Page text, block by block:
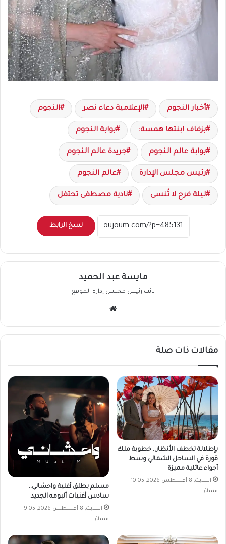
أخبار النجوم الإعلامية دعاء نصر النجوم
بزفاف ابنتها همسة: بوابة النجوم
بوابة عالم النجوم جريدة عالم النجوم
رئيس مجلس الإدارة عالم النجوم
ليلة فرح لا تُنسى نادية مصطفى تحتفل
نسخ الرابط
مايسة عبد الحميد
نائب رئيس مجلس إدارة الموقع
مقالات ذات صلة
بإطلالة تخطف الأنظار.. خطوبة ملك
قورة في الساحل الشمالي وسط
أجواء عائلية مميزة
السبت, 8 أغسطس 2026, 10:05
مساءً
مسلم يطلق أغنية واحشاني..
سادس أغنيات ألبومه الجديد
السبت, 8 أغسطس 2026, 9:05
مساءً